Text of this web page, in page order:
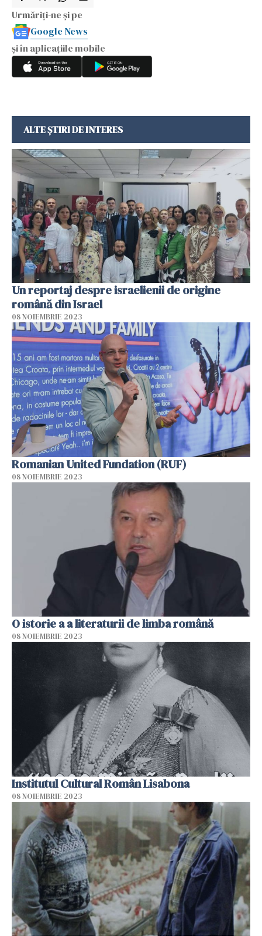
Urmăriți-ne și pe
Google News
și în aplicațiile mobile
ALTE ȘTIRI DE INTERES
Un reportaj despre israelienii de origine
română din Israel
08 NOIEMBRIE 2023
Romanian United Fundation (RUF)
08 NOIEMBRIE 2023
O istorie a a literaturii de limba română
08 NOIEMBRIE 2023
Institutul Cultural Român Lisabona
08 NOIEMBRIE 2023